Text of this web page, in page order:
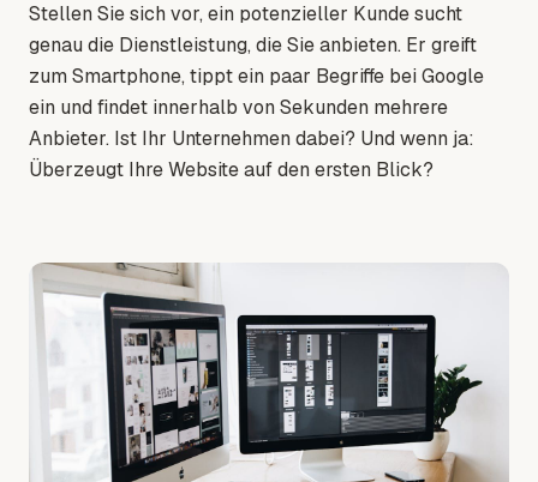
Stellen Sie sich vor, ein potenzieller Kunde sucht
genau die Dienstleistung, die Sie anbieten. Er greift
zum Smartphone, tippt ein paar Begriffe bei Google
ein und findet innerhalb von Sekunden mehrere
Anbieter. Ist Ihr Unternehmen dabei? Und wenn ja:
Überzeugt Ihre Website auf den ersten Blick?